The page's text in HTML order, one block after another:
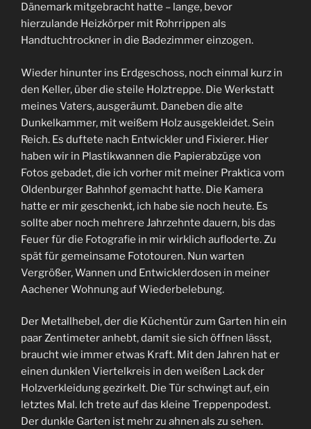
Dänemark mitgebracht hatte – lange, bevor
hierzulande Heizkörper mit Rohrrippen als
Handtuchtrockner in die Badezimmer einzogen.
Wieder hinunter ins Erdgeschoss, noch einmal kurz in
den Keller, über die steile Holztreppe. Die Werkstatt
meines Vaters, ausgeräumt. Daneben die alte
Dunkelkammer, mit weißem Holz ausgekleidet. Sein
Reich. Es duftete nach Entwickler und Fixierer. Hier
haben wir in Plastikwannen die Papierabzüge von
Fotos gebadet, die ich vorher mit meiner Praktica vom
Oldenburger Bahnhof gemacht hatte. Die Kamera
hatte er mir geschenkt, ich habe sie noch heute. Es
sollte aber noch mehrere Jahrzehnte dauern, bis das
Feuer für die Fotografie in mir wirklich aufloderte. Zu
spät für gemeinsame Fototouren. Nun warten
Vergrößer, Wannen und Entwicklerdosen in meiner
Aachener Wohnung auf Wiederbelebung.
Der Metallhebel, der die Küchentür zum Garten hin ein
paar Zentimeter anhebt, damit sie sich öffnen lässt,
braucht wie immer etwas Kraft. Mit den Jahren hat er
einen dunklen Viertelkreis in den weißen Lack der
Holzverkleidung gezirkelt. Die Tür schwingt auf, ein
letztes Mal. Ich trete auf das kleine Treppenpodest.
Der dunkle Garten ist mehr zu ahnen als zu sehen.